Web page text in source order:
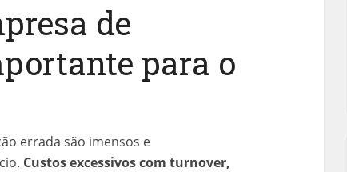
de
para o
errada são imensos e
Custos excessivos com turnover,